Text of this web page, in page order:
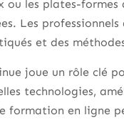
ou les plates-formes
Les
et des
joue un rôle clé
technologies,
formation en ligne